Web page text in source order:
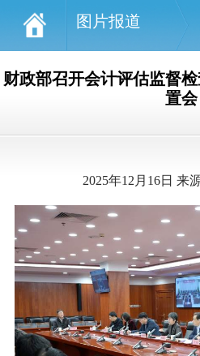
图片报道
财政部召开会计评估监督
置会
2025年12月16日 来